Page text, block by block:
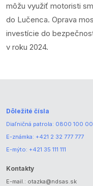
môžu využiť motoristi
do Lučenca. Oprava
investície do
v roku 2024.
Dôležité čísla
Diaľničná patrola: 0800 100
E-známka: +421 2 32 777 777
E-mýto: +421 35 111 111
Kontakty
E-mail.: otazka@ndsas.sk